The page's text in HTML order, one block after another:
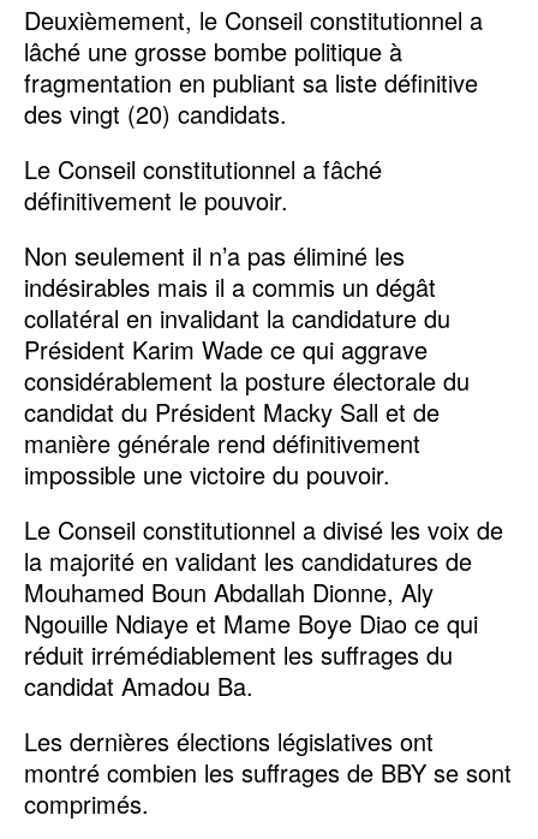
Deuxièmement, le Conseil constitutionnel a
lâché une grosse bombe politique à
fragmentation en publiant sa liste définitive
des vingt (20) candidats.
Le Conseil constitutionnel a fâché
définitivement le pouvoir.
Non seulement il n’a pas éliminé les
indésirables mais il a commis un dégât
collatéral en invalidant la candidature du
Président Karim Wade ce qui aggrave
considérablement la posture électorale du
candidat du Président Macky Sall et de
manière générale rend définitivement
impossible une victoire du pouvoir.
Le Conseil constitutionnel a divisé les voix de
la majorité en validant les candidatures de
Mouhamed Boun Abdallah Dionne, Aly
Ngouille Ndiaye et Mame Boye Diao ce qui
réduit irrémédiablement les suffrages du
candidat Amadou Ba.
Les dernières élections législatives ont
montré combien les suffrages de BBY se sont
comprimés.